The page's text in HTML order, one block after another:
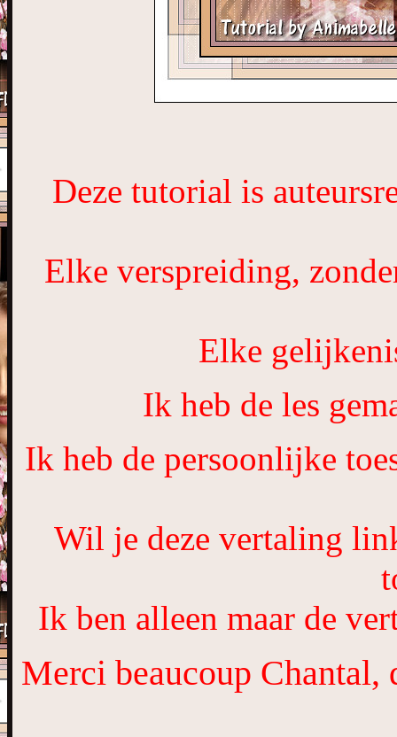
Deze tutorial is
Elke verspreiding,
Elke
Ik heb de les
Ik heb de persoonlijke
Wil je deze vertaling
Ik ben alleen maar de
Merci beaucoup Chantal,